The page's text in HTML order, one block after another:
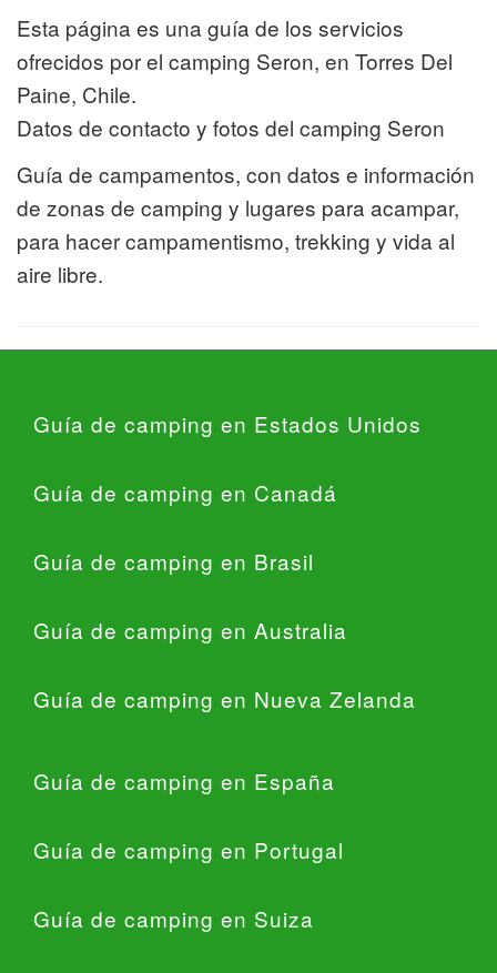
Esta página es una guía de los servicios
ofrecidos por el camping Seron, en Torres Del
Paine, Chile.
Datos de contacto y fotos del camping Seron
Guía de campamentos, con datos e información
de zonas de camping y lugares para acampar,
para hacer campamentismo, trekking y vida al
aire libre.
Guía de camping en Estados Unidos
Guía de camping en Canadá
Guía de camping en Brasil
Guía de camping en Australia
Guía de camping en Nueva Zelanda
Guía de camping en España
Guía de camping en Portugal
Guía de camping en Suiza